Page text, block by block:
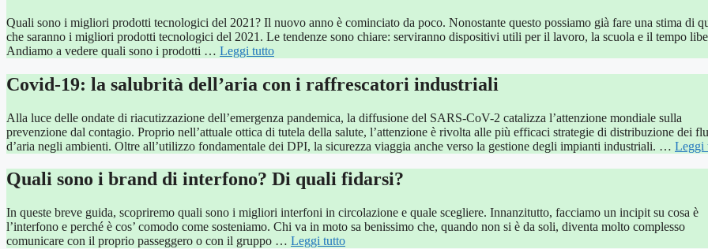
Quali sono i migliori prodotti tecnologici del 2021? Il nuovo anno è cominciato da poco. Nonostante questo possiamo già fare una stima di
che saranno i migliori prodotti tecnologici del 2021. Le tendenze sono chiare: serviranno dispositivi utili per il lavoro, la scuola e il tempo
Andiamo a vedere quali sono i prodotti … Leggi tutto
Covid-19: la salubrità dell’aria con i raffrescatori industriali
Alla luce delle ondate di riacutizzazione dell’emergenza pandemica, la diffusione del SARS-CoV-2 catalizza l’attenzione mondiale sulla
prevenzione dal contagio. Proprio nell’attuale ottica di tutela della salute, l’attenzione è rivolta alle più efficaci strategie di distribuzione dei
d’aria negli ambienti. Oltre all’utilizzo fondamentale dei DPI, la sicurezza viaggia anche verso la gestione degli impianti industriali. … Leggi
Quali sono i brand di interfono? Di quali fidarsi?
In queste breve guida, scopriremo quali sono i migliori interfoni in circolazione e quale scegliere. Innanzitutto, facciamo un incipit su cosa è
l’interfono e perché è cos’ comodo come sosteniamo. Chi va in moto sa benissimo che, quando non si è da soli, diventa molto complesso
comunicare con il proprio passeggero o con il gruppo … Leggi tutto